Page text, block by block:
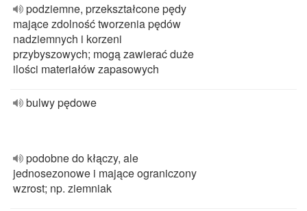
podziemne, przekształcone pędy
mające zdolność tworzenia pędów
nadziemnych i korzeni
przybyszowych; mogą zawierać duże
ilości materiałów zapasowych
bulwy pędowe
podobne do kłączy, ale
jednosezonowe i mające ograniczony
wzrost; np. ziemniak